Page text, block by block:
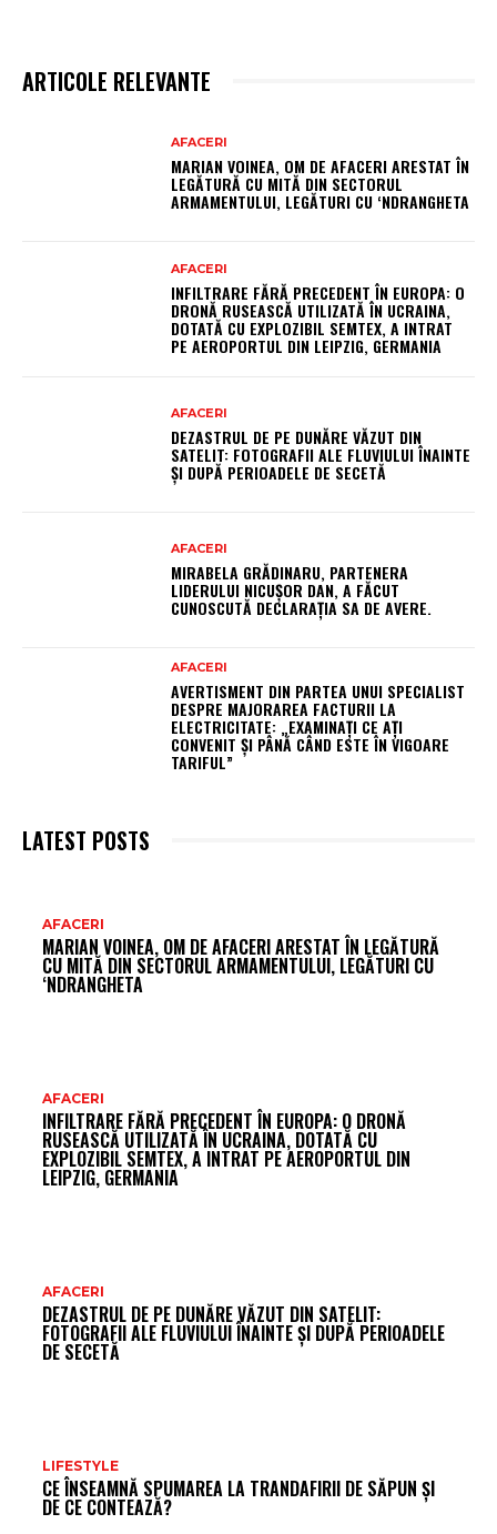
ARTICOLE RELEVANTE
AFACERI
MARIAN VOINEA, OM DE AFACERI ARESTAT ÎN
LEGĂTURĂ CU MITĂ DIN SECTORUL
ARMAMENTULUI, LEGĂTURI CU ‘NDRANGHETA
AFACERI
INFILTRARE FĂRĂ PRECEDENT ÎN EUROPA: O
DRONĂ RUSEASCĂ UTILIZATĂ ÎN UCRAINA,
DOTATĂ CU EXPLOZIBIL SEMTEX, A INTRAT
PE AEROPORTUL DIN LEIPZIG, GERMANIA
AFACERI
DEZASTRUL DE PE DUNĂRE VĂZUT DIN
SATELIT: FOTOGRAFII ALE FLUVIULUI ÎNAINTE
ȘI DUPĂ PERIOADELE DE SECETĂ
AFACERI
MIRABELA GRĂDINARU, PARTENERA
LIDERULUI NICUȘOR DAN, A FĂCUT
CUNOSCUTĂ DECLARAȚIA SA DE AVERE.
AFACERI
AVERTISMENT DIN PARTEA UNUI SPECIALIST
DESPRE MAJORAREA FACTURII LA
ELECTRICITATE: „EXAMINAȚI CE AȚI
CONVENIT ȘI PÂNĂ CÂND ESTE ÎN VIGOARE
TARIFUL”
LATEST POSTS
AFACERI
MARIAN VOINEA, OM DE AFACERI ARESTAT ÎN LEGĂTURĂ
CU MITĂ DIN SECTORUL ARMAMENTULUI, LEGĂTURI CU
‘NDRANGHETA
AFACERI
INFILTRARE FĂRĂ PRECEDENT ÎN EUROPA: O DRONĂ
RUSEASCĂ UTILIZATĂ ÎN UCRAINA, DOTATĂ CU
EXPLOZIBIL SEMTEX, A INTRAT PE AEROPORTUL DIN
LEIPZIG, GERMANIA
AFACERI
DEZASTRUL DE PE DUNĂRE VĂZUT DIN SATELIT:
FOTOGRAFII ALE FLUVIULUI ÎNAINTE ȘI DUPĂ PERIOADELE
DE SECETĂ
LIFESTYLE
CE ÎNSEAMNĂ SPUMAREA LA TRANDAFIRII DE SĂPUN ȘI
DE CE CONTEAZĂ?